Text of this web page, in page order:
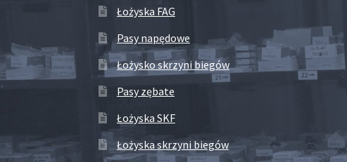
Łożyska FAG
Pasy napędowe
Łożysko skrzyni biegów
Pasy zębate
Łożyska SKF
Łożyska skrzyni biegów